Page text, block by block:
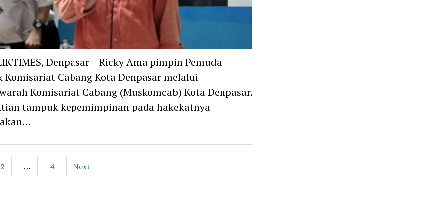
Denpasar – Ricky Ama pimpin Pemuda
Komisariat Cabang Kota Denpasar melalui
Komisariat Cabang (Muskomcab) Kota Denpasar.
tampuk kepemimpinan pada hakekatnya
2 … 4 Next